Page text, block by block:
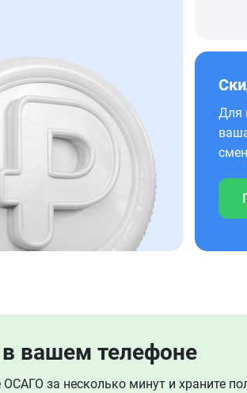
Для
вашем телефоне
за несколько минут и храните